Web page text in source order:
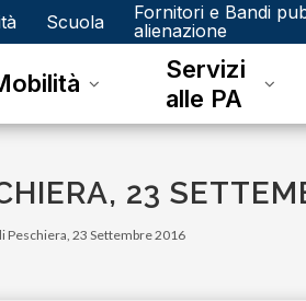
Scuola
Fornitori e Bandi
alienazione
Servizi
alle PA
23
Peschiera, 23 Settembre 2016